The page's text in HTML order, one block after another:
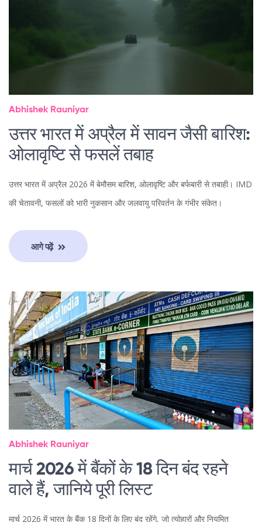
Abhishek Rauniyar
उत्तर भारत में अप्रैल में सावन जैसी बारिश:
ओलावृष्टि से फसलें तबाह
उत्तर भारत में अप्रैल 2026 में बेमौसम बारिश, ओलावृष्टि और बर्फबारी से तबाही। IMD
की चेतावनी, फसलों को भारी नुकसान और जलवायु परिवर्तन के गंभीर संकेत।
आगे पढ़ें
Abhishek Rauniyar
मार्च 2026 में बैंकों के 18 दिन बंद रहने
वाले हैं, जानिये पूरी लिस्ट
मार्च 2026 में भारत के बैंक 18 दिनों के लिए बंद रहेंगे, जो त्योहारों और नियमित